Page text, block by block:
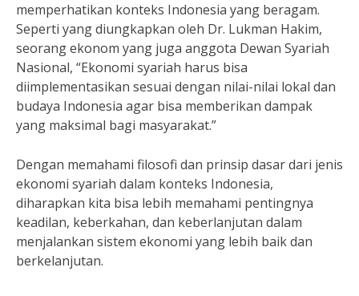
memperhatikan konteks Indonesia yang beragam.
Seperti yang diungkapkan oleh Dr. Lukman Hakim,
seorang ekonom yang juga anggota Dewan Syariah
Nasional, “Ekonomi syariah harus bisa
diimplementasikan sesuai dengan nilai-nilai lokal dan
budaya Indonesia agar bisa memberikan dampak
yang maksimal bagi masyarakat.”
Dengan memahami filosofi dan prinsip dasar dari jenis
ekonomi syariah dalam konteks Indonesia,
diharapkan kita bisa lebih memahami pentingnya
keadilan, keberkahan, dan keberlanjutan dalam
menjalankan sistem ekonomi yang lebih baik dan
berkelanjutan.